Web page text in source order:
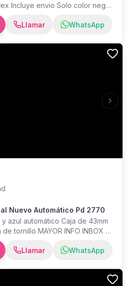
Incluye envio Solo color negro
Llamar WhatsApp
Next
Nuevo Automático Pd 2770
azul automático Caja de 43mm
tornillo MAYOR INFO INBOX O
Llamar WhatsApp